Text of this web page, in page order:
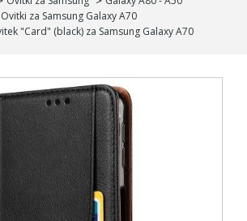
Ovitki za Samsung Galaxy A70
"Card" (black) za Samsung Galaxy A70